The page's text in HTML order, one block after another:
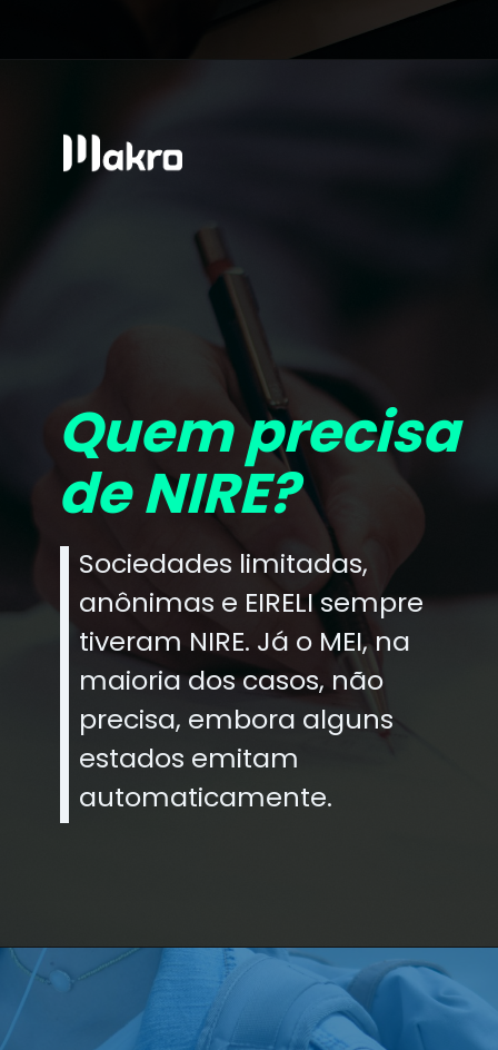
Quem precisa
de NIRE?
Sociedades limitadas,
anônimas e EIRELI sempre
tiveram NIRE. Já o MEI, na
maioria dos casos, não
precisa, embora alguns
estados emitam
automaticamente.